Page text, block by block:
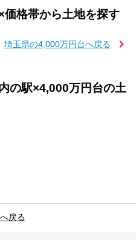
格帯から土地を探す
埼玉県の4,000万円台へ戻る
の駅×4,000万円台の土
戻る